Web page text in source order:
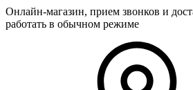
Онлайн-магазин, прием звонков и
работать в обычном режиме